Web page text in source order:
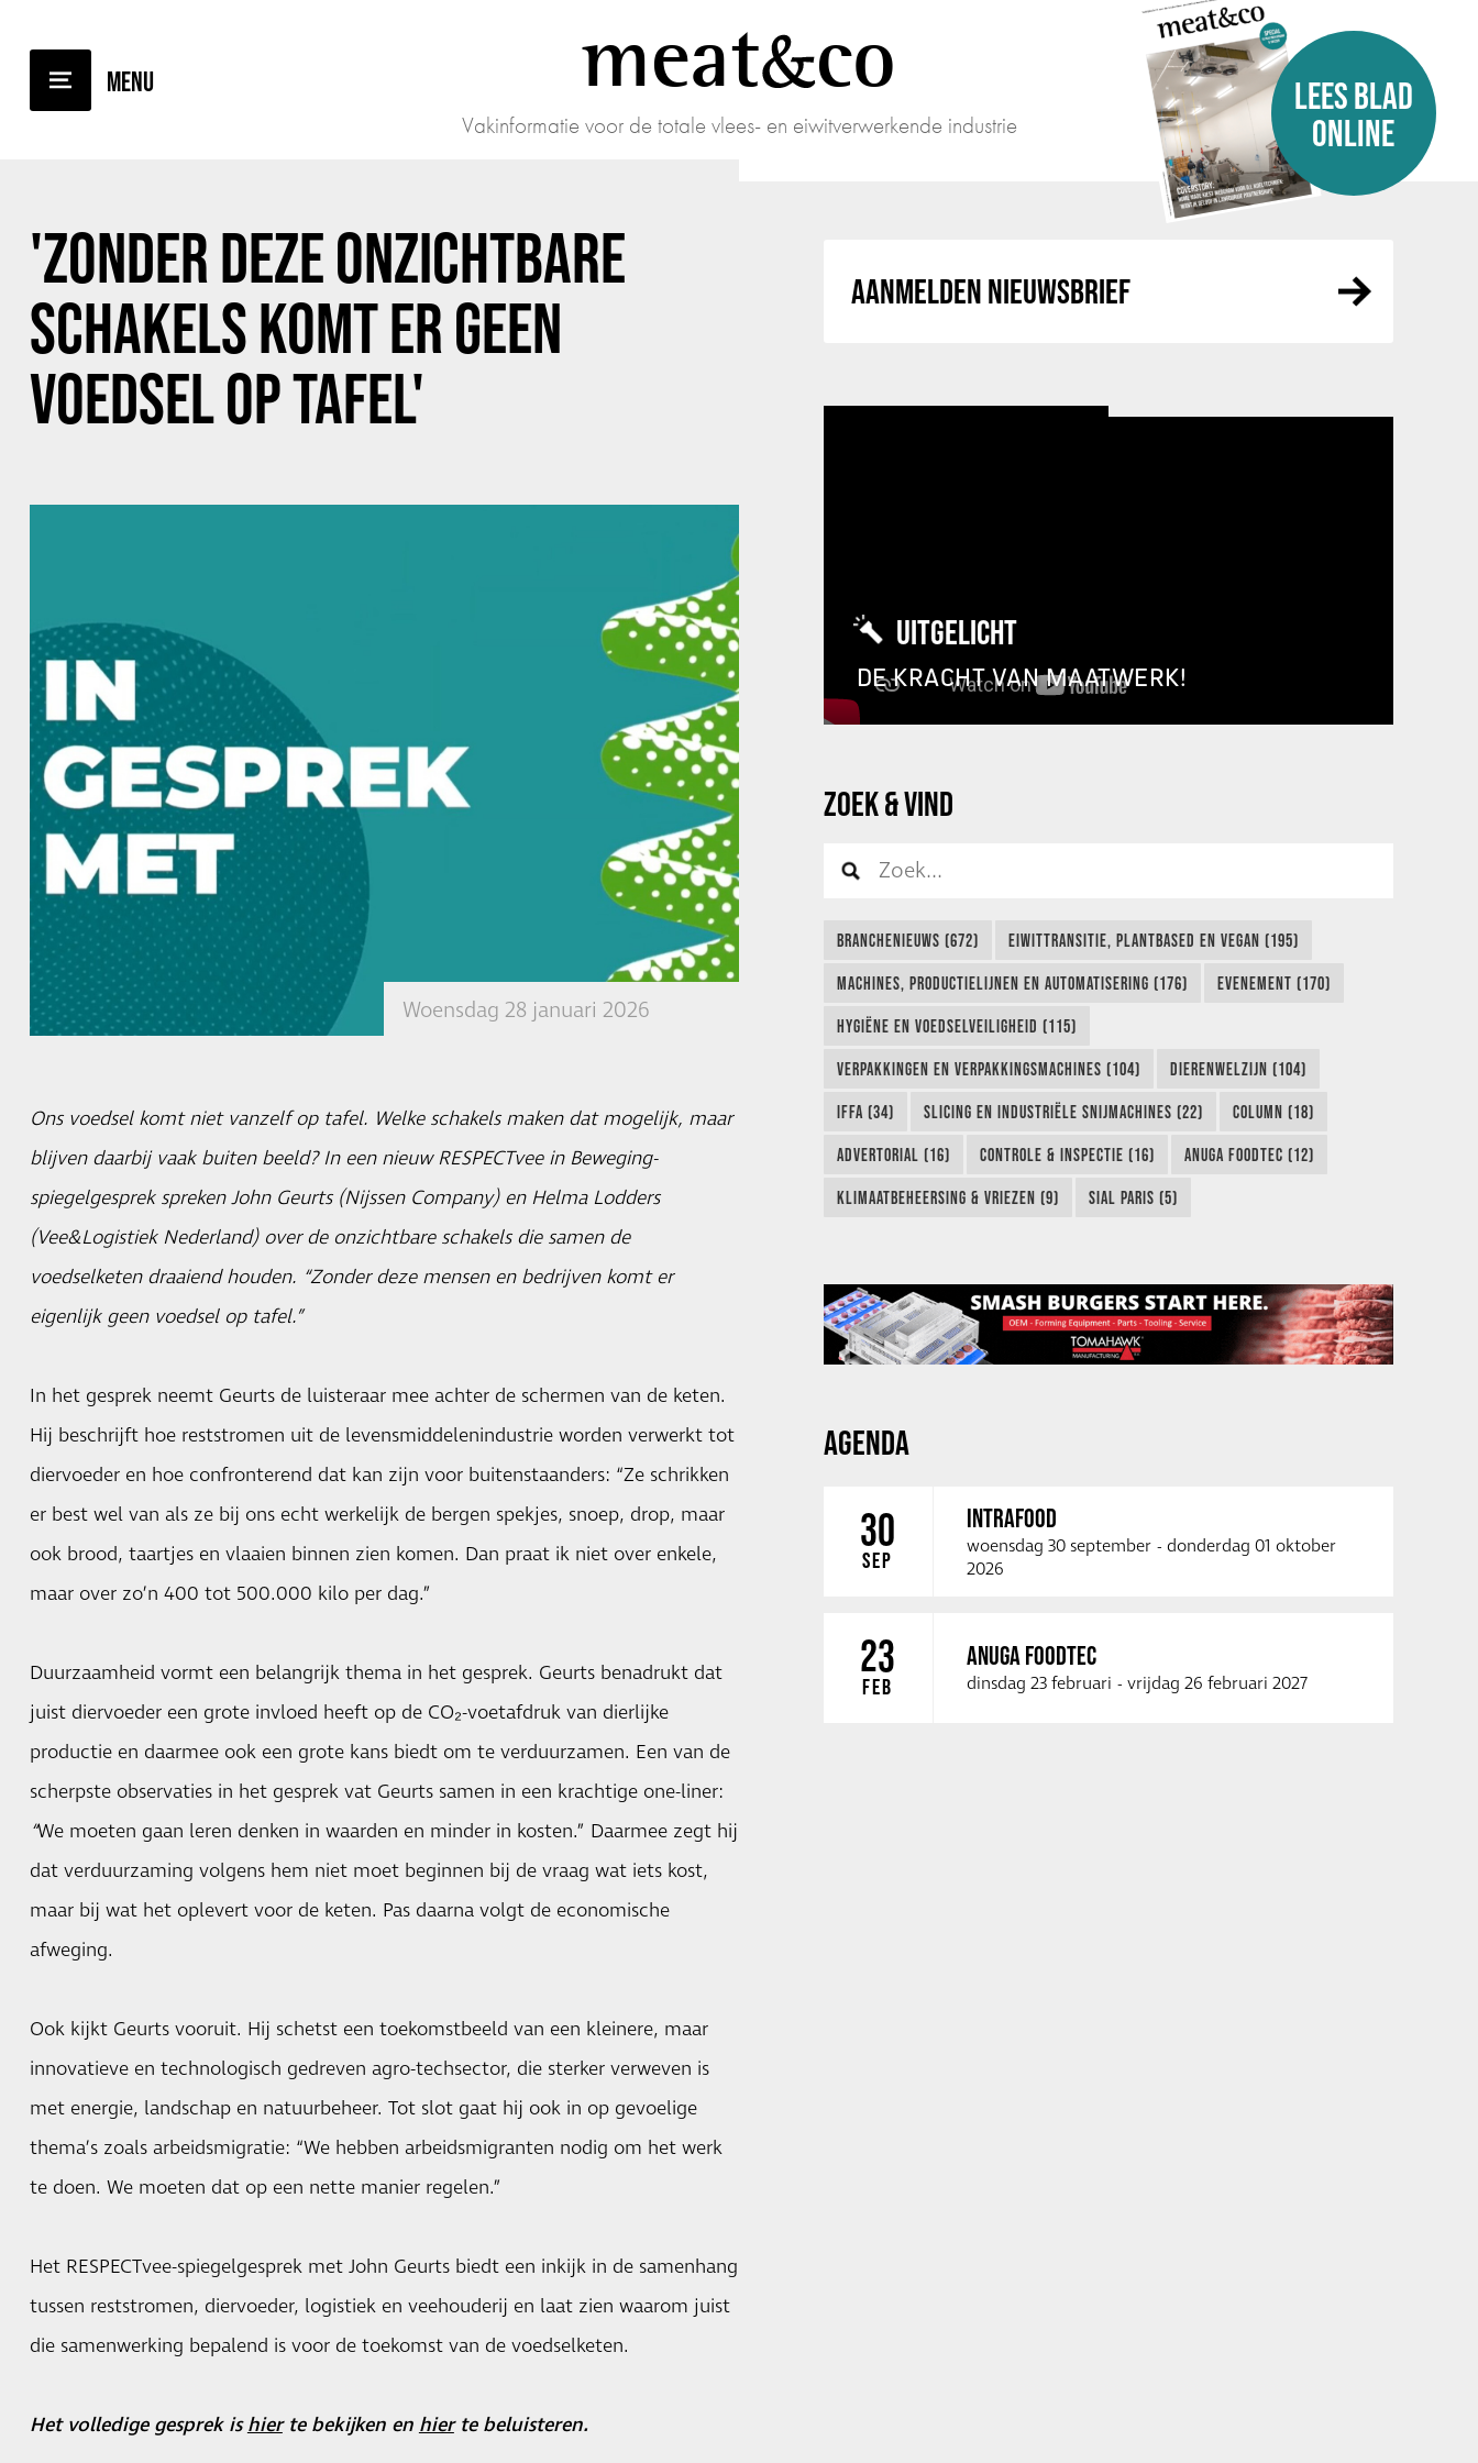
meatco
Vakinformatie voor de totale vlees- en eiwitverwerkende industrie
LEES BLAD
ONLINE
'ZONDER DEZE ONZICHTBARE
SCHAKELS KOMT ER GEEN
VOEDSEL OP TAFEL'
Woensdag 28 januari 2026
Ons voedsel komt niet vanzelf op tafel. Welke schakels maken dat mogelijk, maar
blijven daarbij vaak buiten beeld? In een nieuw RESPECTvee in Beweging-
spiegelgesprek spreken John Geurts (Nijssen Company) en Helma Lodders
(Vee&Logistiek Nederland) over de onzichtbare schakels die samen de
voedselketen draaiend houden. “Zonder deze mensen en bedrijven komt er
eigenlijk geen voedsel op tafel.”
In het gesprek neemt Geurts de luisteraar mee achter de schermen van de keten.
Hij beschrijft hoe reststromen uit de levensmiddelenindustrie worden verwerkt tot
diervoeder en hoe confronterend dat kan zijn voor buitenstaanders: “Ze schrikken
er best wel van als ze bij ons echt werkelijk de bergen spekjes, snoep, drop, maar
ook brood, taartjes en vlaaien binnen zien komen. Dan praat ik niet over enkele,
maar over zo’n 400 tot 500.000 kilo per dag.”
Duurzaamheid vormt een belangrijk thema in het gesprek. Geurts benadrukt dat
juist diervoeder een grote invloed heeft op de CO₂-voetafdruk van dierlijke
productie en daarmee ook een grote kans biedt om te verduurzamen. Een van de
scherpste observaties in het gesprek vat Geurts samen in een krachtige one-liner:
“We moeten gaan leren denken in waarden en minder in kosten.” Daarmee zegt hij
dat verduurzaming volgens hem niet moet beginnen bij de vraag wat iets kost,
maar bij wat het oplevert voor de keten. Pas daarna volgt de economische
afweging.
Ook kijkt Geurts vooruit. Hij schetst een toekomstbeeld van een kleinere, maar
innovatieve en technologisch gedreven agro-techsector, die sterker verweven is
met energie, landschap en natuurbeheer. Tot slot gaat hij ook in op gevoelige
thema’s zoals arbeidsmigratie: “We hebben arbeidsmigranten nodig om het werk
te doen. We moeten dat op een nette manier regelen.”
Het RESPECTvee-spiegelgesprek met John Geurts biedt een inkijk in de samenhang
tussen reststromen, diervoeder, logistiek en veehouderij en laat zien waarom juist
die samenwerking bepalend is voor de toekomst van de voedselketen.
Het volledige gesprek ishierte bekijken enhierte beluisteren.
AANMELDEN NIEUWSBRIEF
UITGELICHT
DE KRACHT VAN MAATWERK!
ZOEK & VIND
BRANCHENIEUWS (672) EIWITTRANSITIE, PLANTBASED EN VEGAN (195)
MACHINES, PRODUCTIELIJNEN EN AUTOMATISERING (176) EVENEMENT (170)
HYGIËNE EN VOEDSELVEILIGHEID (115)
VERPAKKINGEN EN VERPAKKINGSMACHINES (104) DIERENWELZIJN (104)
IFFA (34) SLICING EN INDUSTRIËLE SNIJMACHINES (22) COLUMN (18)
ADVERTORIAL (16) CONTROLE & INSPECTIE (16) ANUGA FOODTEC (12)
KLIMAATBEHEERSING & VRIEZEN (9) SIAL PARIS (5)
AGENDA
30
SEP
INTRAFOOD
woensdag 30 september - donderdag 01 oktober
2026
23
FEB
ANUGA FOODTEC
dinsdag 23 februari - vrijdag 26 februari 2027